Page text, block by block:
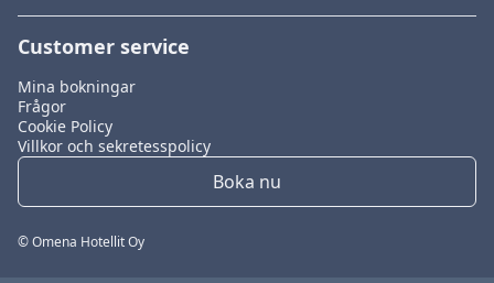
Customer service
Mina bokningar
Frågor
Cookie Policy
Villkor och sekretesspolicy
Boka nu
© Omena Hotellit Oy